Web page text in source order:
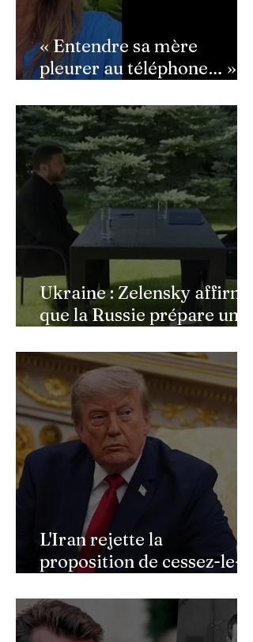
« Entendre sa mère
pleurer au téléphone… » :
bouleversée par les
incendies du Cap-Ferret,
son témoignage poignant
Ukraine : Zelensky affirme
que la Russie prépare une
militaire à l'automne
L'Iran rejette la
proposition de cessez-le-